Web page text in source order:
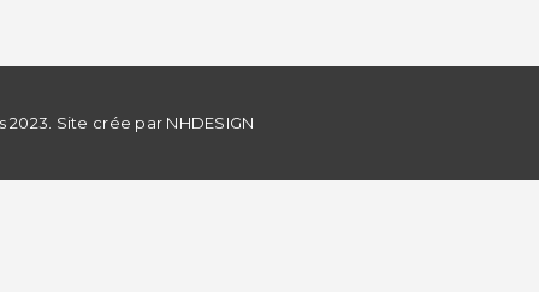
2023. Site crée par NHDESIGN